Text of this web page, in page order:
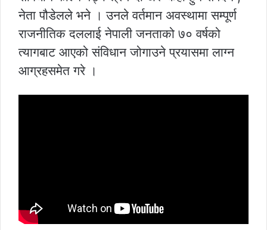
नेता पौडेलले भने । उनले वर्तमान अवस्थामा सम्पूर्ण
राजनीतिक दललाई नेपाली जनताको ७० वर्षको
त्यागबाट आएको संविधान जोगाउने प्रयासमा लाग्न
आग्रहसमेत गरे ।